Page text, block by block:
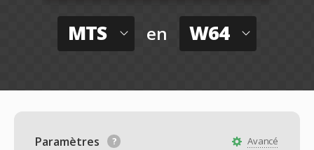
MTS en W64
Avancé
Paramètres